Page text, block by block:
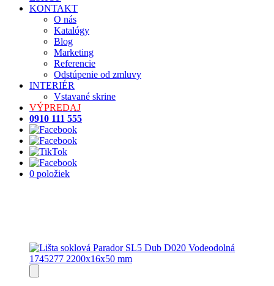
KONTAKT
O nás
Katalógy
Blog
Marketing
Referencie
Odstúpenie od zmluvy
INTERIÉR
Vstavané skrine
VÝPREDAJ
0910 111 555
0 položiek